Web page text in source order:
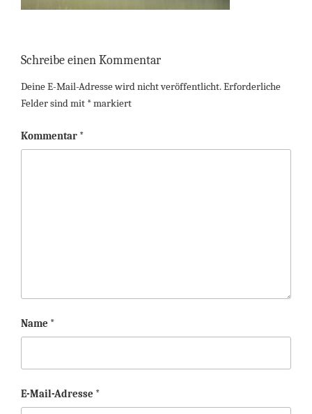
Schreibe einen Kommentar
Deine E-Mail-Adresse wird nicht veröffentlicht.Erforderliche
Felder sind mit *markiert
Kommentar *
Name *
E-Mail-Adresse *